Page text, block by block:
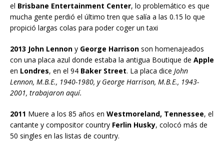
el Brisbane Entertainment Center, lo problemático es que
mucha gente perdió el último tren que salía a las 0.15 lo que
propició largas colas para poder coger un taxi
2013 John Lennon y George Harrison son homenajeados
con una placa azul donde estaba la antigua Boutique de Apple
en Londres, en el 94 Baker Street. La placa dice John
Lennon, M.B.E., 1940-1980, y George Harrison, M.B.E., 1943-
2001, trabajaron aquí.
2011 Muere a los 85 años en Westmoreland, Tennessee, el
cantante y compositor country Ferlin Husky, colocó más de
50 singles en las listas de country.